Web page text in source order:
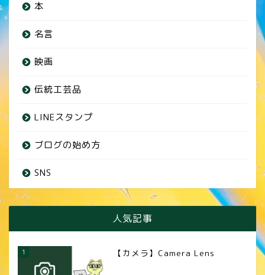
本
名言
映画
伝統工芸品
LINEスタンプ
ブログの始め方
SNS
人気記事
1 【カメラ】Camera Lens